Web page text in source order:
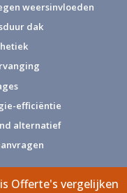
weersinvloeden
dak
efficiëntie
alternatief
Offerte's vergelijken